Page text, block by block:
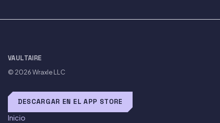
VAULTAIRE
© 2026Wraxle LLC
DESCARGAR EN EL APP STORE
Inicio